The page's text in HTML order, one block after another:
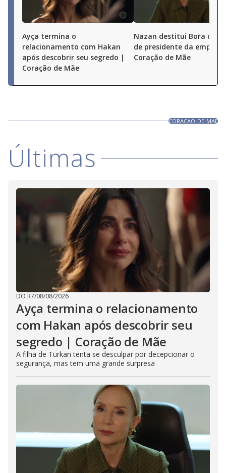
Ayça termina o
relacionamento com Hakan
após descobrir seu segredo |
Coração de Mãe
Nazan destitui Bora do
de presidente da
Coração de Mãe
CORACAO-DE-MAE
Últimas
DO R7/08/08/2026
Ayça termina o relacionamento
com Hakan após descobrir seu
segredo | Coração de Mãe
A filha de Türkan tenta se desculpar por decepcionar o
segurança, mas tem uma grande surpresa